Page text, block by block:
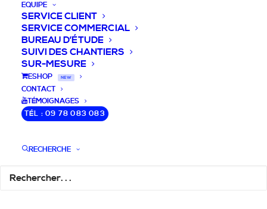
EQUIPE
SERVICE CLIENT
SERVICE COMMERCIAL
BUREAU D’ÉTUDE
SUIVI DES CHANTIERS
SUR-MESURE
ESHOP NEW
CONTACT
TÉMOIGNAGES
TÉL : 09 78 083 083
RECHERCHE
DEVIS / CONSEILS /
QUESTIONS
votre projet de blanchisserie intégrée!